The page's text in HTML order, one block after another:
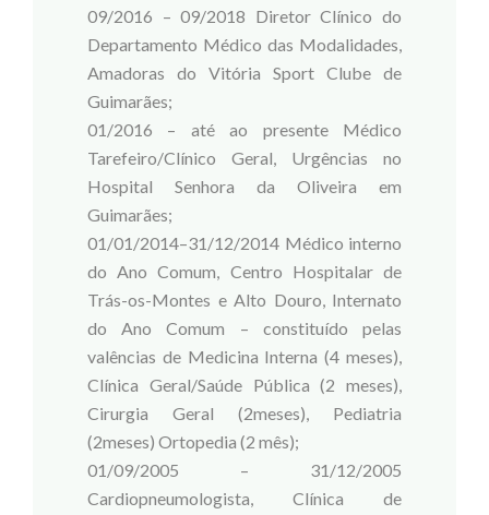
09/2016 – 09/2018 Diretor Clínico do
Departamento Médico das Modalidades,
Amadoras do Vitória Sport Clube de
Guimarães;
01/2016 – até ao presente Médico
Tarefeiro/Clínico Geral, Urgências no
Hospital Senhora da Oliveira em
Guimarães;
01/01/2014–31/12/2014 Médico interno
do Ano Comum, Centro Hospitalar de
Trás-os-Montes e Alto Douro, Internato
do Ano Comum – constituído pelas
valências de Medicina Interna (4 meses),
Clínica Geral/Saúde Pública (2 meses),
Cirurgia Geral (2meses), Pediatria
(2meses) Ortopedia (2 mês);
01/09/2005 – 31/12/2005
Cardiopneumologista, Clínica de